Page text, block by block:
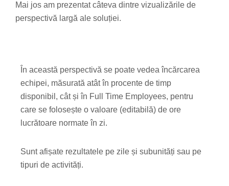
Mai jos am prezentat câteva dintre vizualizările de
perspectivă largă ale soluției.
În această perspectivă se poate vedea încărcarea
echipei, măsurată atât în procente de timp
disponibil, cât și în Full Time Employees, pentru
care se folosește o valoare (editabilă) de ore
lucrătoare normate în zi.
Sunt afișate rezultatele pe zile și subunități sau pe
tipuri de activități.